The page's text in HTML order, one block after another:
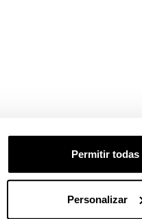
Permitir todas
Personalizar